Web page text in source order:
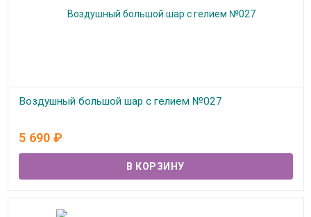
Воздушный большой шар с гелием №027
5 690 ₽